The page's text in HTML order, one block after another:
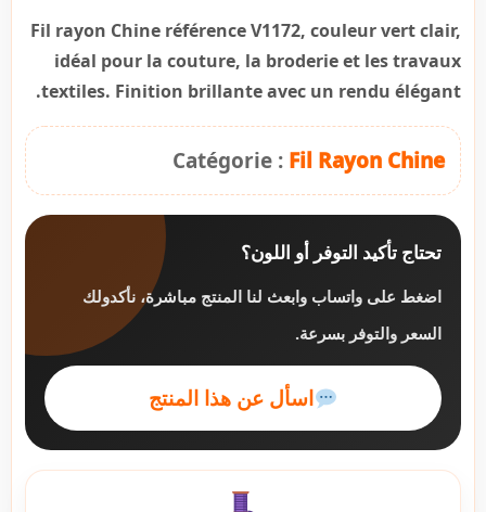
Fil rayon Chine référence V1172, couleur vert clair,
idéal pour la couture, la broderie et les travaux
textiles. Finition brillante avec un rendu élégant.
Catégorie : Fil Rayon Chine
تحتاج تأكيد التوفر أو اللون؟
اضغط على واتساب وابعث لنا المنتج مباشرة، نأكدولك
السعر والتوفر بسرعة.
اسأل عن هذا المنتج